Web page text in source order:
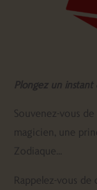
Plongez un instant
Souvenez-vous
magicien, une
Zodiaque…
Rappelez-vous